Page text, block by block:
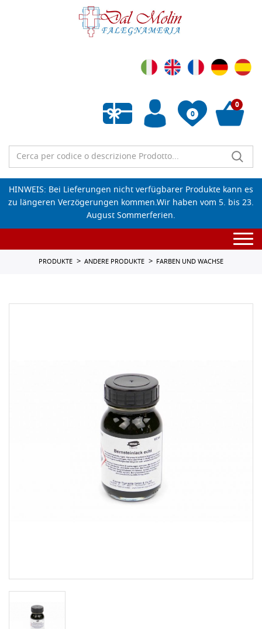
0
Wunschliste leeren
0
HINWEIS: Bei Lieferungen nicht verfügbarer Produkte kann es
zu längeren Verzögerungen kommen.Wir haben vom 5. bis 23.
August Sommerferien.
PRODUKTE ANDERE PRODUKTE FARBEN UND WACHSE